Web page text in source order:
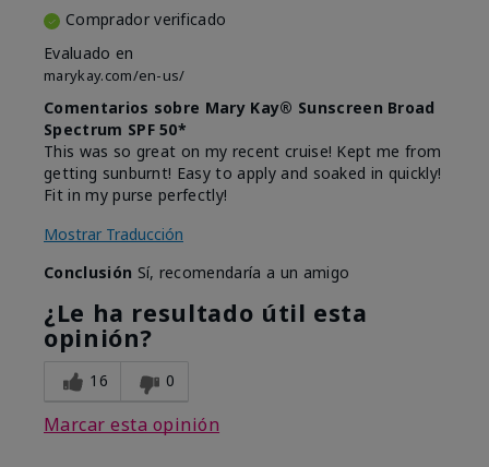
Comprador verificado
Evaluado en
marykay.com/en-us/
Comentarios sobre Mary Kay® Sunscreen Broad
Spectrum SPF 50*
This was so great on my recent cruise! Kept me from
getting sunburnt! Easy to apply and soaked in quickly!
Fit in my purse perfectly!
Mostrar Traducción
Conclusión Sí, recomendaría a un amigo
¿Le ha resultado útil esta
opinión?
16 0
Marcar esta opinión